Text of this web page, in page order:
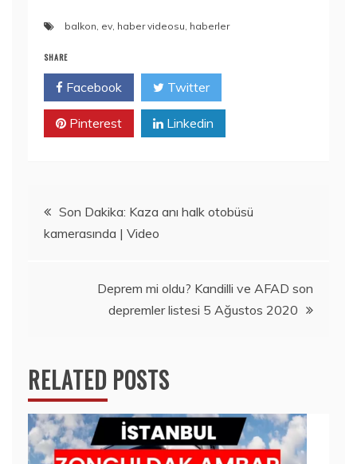
balkon, ev, haber videosu, haberler
SHARE
Facebook Twitter
Pinterest Linkedin
Yazı
gezinmesi
Son Dakika: Kaza anı halk otobüsü
kamerasında | Video
Deprem mi oldu? Kandilli ve AFAD son
depremler listesi 5 Ağustos 2020
RELATED POSTS